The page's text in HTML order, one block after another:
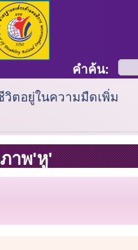
คำค้น:
วิตอยู่ในความมืดเพิ่ม
าพ'หู'